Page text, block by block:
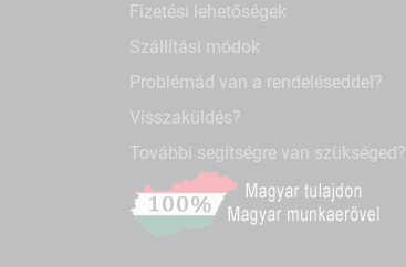
Fizetési lehetőségek
Szállítási módok
Problémád van a rendeléseddel?
Visszaküldés?
További segítségre van szükséged?